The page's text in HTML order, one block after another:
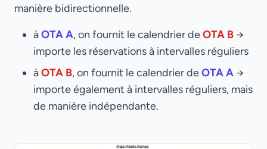
manière bidirectionnelle.
àOTA A, on fournit le calendrier deOTA B →
importe les réservations à intervalles réguliers
àOTA B, on fournit le calendrier deOTA A →
importe également à intervalles réguliers, mais
de manière indépendante.